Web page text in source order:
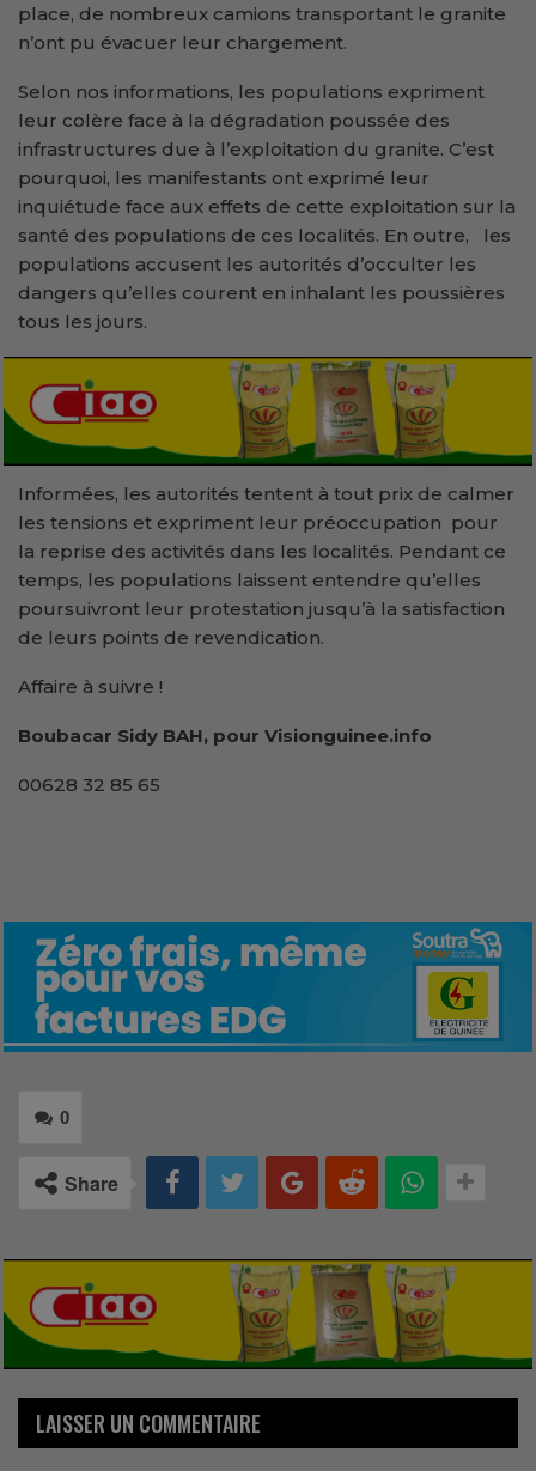
place, de nombreux camions transportant le granite
n’ont pu évacuer leur chargement.
Selon nos informations, les populations expriment
leur colère face à la dégradation poussée des
infrastructures due à l’exploitation du granite. C’est
pourquoi, les manifestants ont exprimé leur
inquiétude face aux effets de cette exploitation sur la
santé des populations de ces localités. En outre, les
populations accusent les autorités d’occulter les
dangers qu’elles courent en inhalant les poussières
tous les jours.
Informées, les autorités tentent à tout prix de calmer
les tensions et expriment leur préoccupation pour
la reprise des activités dans les localités. Pendant ce
temps, les populations laissent entendre qu’elles
poursuivront leur protestation jusqu’à la satisfaction
de leurs points de revendication.
Affaire à suivre !
Boubacar Sidy BAH, pour Visionguinee.info
00628 32 85 65
0
Share
LAISSER UN COMMENTAIRE